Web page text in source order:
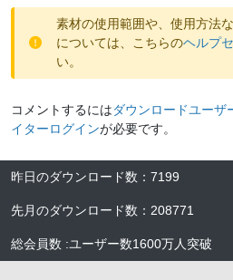
素材の使用範囲や、使用方法
については、こちらのヘルプ
い。
コメントするにはダウンロードユーザ
イターログインが必要です。
昨日のダウンロード数 ： 7199
先月のダウンロード数 ： 208771
総会員数 :ユーザー数1600万人 突破